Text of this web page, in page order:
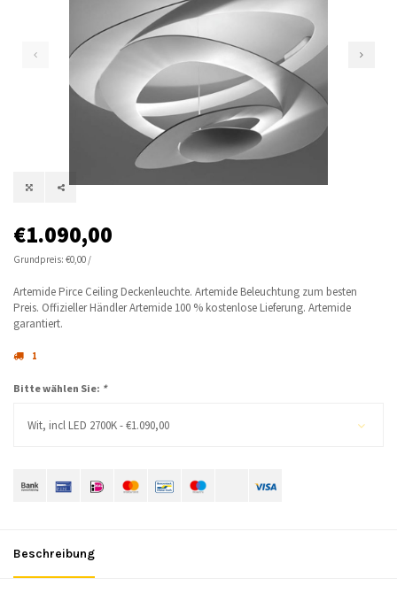
€1.090,00
Grundpreis: €0,00 /
Artemide Pirce Ceiling Deckenleuchte. Artemide Beleuchtung zum besten
Preis. Offizieller Händler Artemide 100 % kostenlose Lieferung. Artemide
garantiert.
1
Bitte wählen Sie: *
Wit, incl LED 2700K - €1.090,00
Beschreibung